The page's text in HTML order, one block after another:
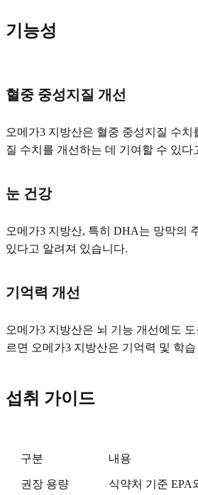
기능성
혈중 중성지질 개선
오메가3 지방산은 혈중 중성지질 수
질 수치를 개선하는 데 기여할 수 있다
눈 건강
오메가3 지방산, 특히 DHA는 망막의
있다고 알려져 있습니다.
기억력 개선
오메가3 지방산은 뇌 기능 개선에도
르면 오메가3 지방산은 기억력 및 학
섭취 가이드
구분 내용
권장 용량 식약처 기준 EPA